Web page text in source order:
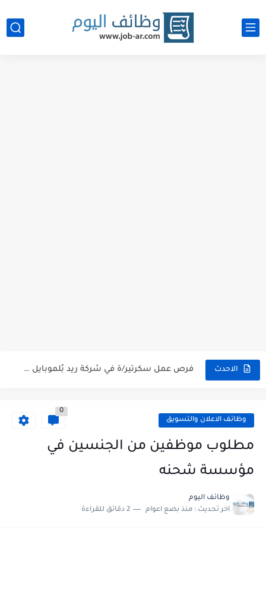
الاحدث فرص عمل سكرتير/ة في شركة ريد بُلموبايل بالرياض.
فرص عمل و تدريب للخريجين في بوبا العربية.وظائف الاعلان والتسويق
0
مطلوب موظفين من الجنسين في
مؤسسة شحنه
وظائف اليوم
اخر تحديث : منذ بضع اعوام 2 دقائق للقراءة